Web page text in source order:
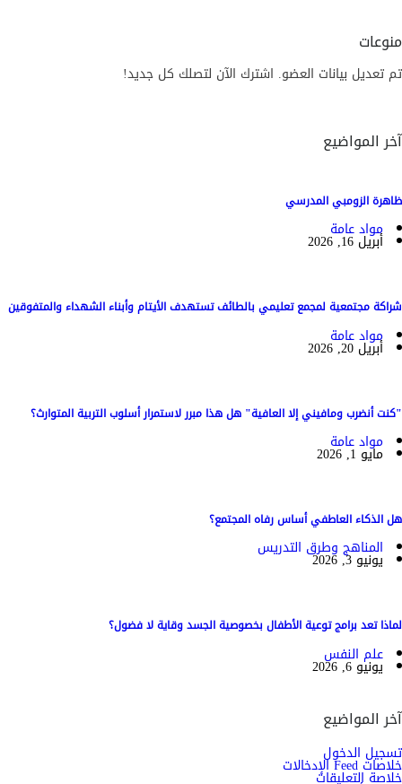
منوعات
تم تعديل بيانات العضو. اشترك الآن لتصلك كل جديد!
آخر المواضيع
ظاهرة الزومبي المدرسي
مواد عامة
أبريل 16, 2026
شراكة مجتمعية لمجمع تعليمي بالطائف تستهدف الأيتام وأبناء الشهداء والمتفوقين
مواد عامة
أبريل 20, 2026
"كنت أنضرب ومافيني إلا العافية" هل هذا مبرر لاستمرار أسلوب التربية المتوارث؟
مواد عامة
مايو 1, 2026
هل الذكاء العاطفي أساس رفاه المجتمع؟
المناهج وطرق التدريس
يونيو 3, 2026
لماذا تعد برامج توعية الأطفال بخصوصية الجسد وقاية لا فضول؟
علم النفس
يونيو 6, 2026
آخر المواضيع
تسجيل الدخول
خلاصات Feed الإدخالات
خلاصة التعليقات